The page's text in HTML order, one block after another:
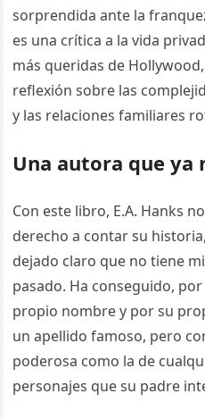
sorprendida ante la
es una crítica a la vida
más queridas de
reflexión sobre las
y las relaciones familiares
Una autora que ya
Con este libro, E.A. Hanks
derecho a contar su
dejado claro que no tiene
pasado. Ha conseguido,
propio nombre y por su
un apellido famoso, pero
poderosa como la de
personajes que su padre